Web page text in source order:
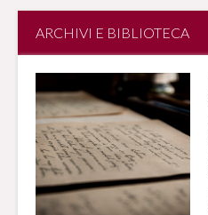
ARCHIVI E BIBLIOTECA